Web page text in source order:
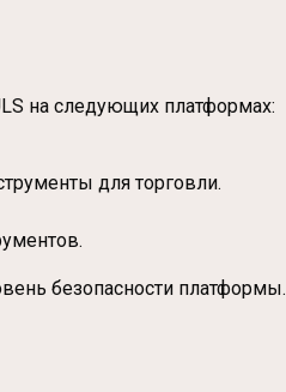
на следующих платформах:
для торговли.
безопасности платформы.